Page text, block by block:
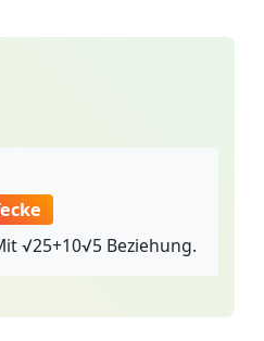
√25+10√5 Beziehung.